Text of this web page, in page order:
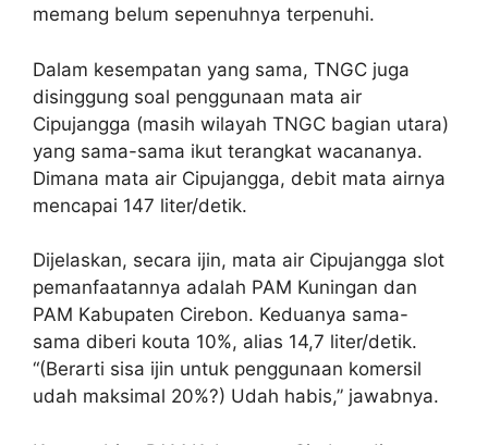
memang belum sepenuhnya terpenuhi.
Dalam kesempatan yang sama, TNGC juga
disinggung soal penggunaan mata air
Cipujangga (masih wilayah TNGC bagian utara)
yang sama-sama ikut terangkat wacananya.
Dimana mata air Cipujangga, debit mata airnya
mencapai 147 liter/detik.
Dijelaskan, secara ijin, mata air Cipujangga slot
pemanfaatannya adalah PAM Kuningan dan
PAM Kabupaten Cirebon. Keduanya sama-
sama diberi kouta 10%, alias 14,7 liter/detik.
“(Berarti sisa ijin untuk penggunaan komersil
udah maksimal 20%?) Udah habis,” jawabnya.